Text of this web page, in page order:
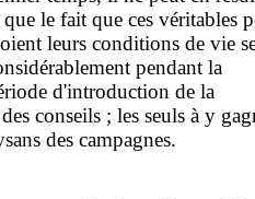
le fait que ces véritables
leurs conditions de vie
pendant la
d'introduction de la
conseils ; les seuls à y
des campagnes.